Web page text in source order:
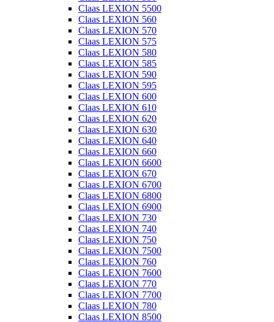
Claas LEXION 5500
Claas LEXION 560
Claas LEXION 570
Claas LEXION 575
Claas LEXION 580
Claas LEXION 585
Claas LEXION 590
Claas LEXION 595
Claas LEXION 600
Claas LEXION 610
Claas LEXION 620
Claas LEXION 630
Claas LEXION 640
Claas LEXION 660
Claas LEXION 6600
Claas LEXION 670
Claas LEXION 6700
Claas LEXION 6800
Claas LEXION 6900
Claas LEXION 730
Claas LEXION 740
Claas LEXION 750
Claas LEXION 7500
Claas LEXION 760
Claas LEXION 7600
Claas LEXION 770
Claas LEXION 7700
Claas LEXION 780
Claas LEXION 8500